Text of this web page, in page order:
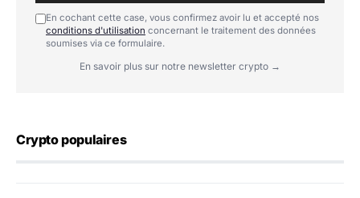
En cochant cette case, vous confirmez avoir lu et accepté nos
conditions d'utilisation concernant le traitement des données
soumises via ce formulaire.
En savoir plus sur notre newsletter crypto →
Crypto populaires